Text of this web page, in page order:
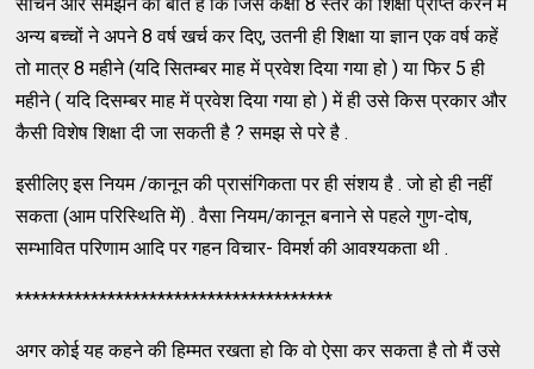
अन्य बच्चों ने अपने 8 वर्ष खर्च कर दिए, उतनी ही शिक्षा या ज्ञान एक वर्ष कहें
तो मात्र 8 महीने (यदि सितम्बर माह में प्रवेश दिया गया हो ) या फिर 5 ही
महीने ( यदि दिसम्बर माह में प्रवेश दिया गया हो ) में ही उसे किस प्रकार और
कैसी विशेष शिक्षा दी जा सकती है ? समझ से परे है .
इसीलिए इस नियम /कानून की प्रासंगिकता पर ही संशय है . जो हो ही नहीं
सकता (आम परिस्थिति में) . वैसा नियम/कानून बनाने से पहले गुण-दोष,
सम्भावित परिणाम आदि पर गहन विचार- विमर्श की आवश्यकता थी .
**************************************
अगर कोई यह कहने की हिम्मत रखता हो कि वो ऐसा कर सकता है तो मैं उसे